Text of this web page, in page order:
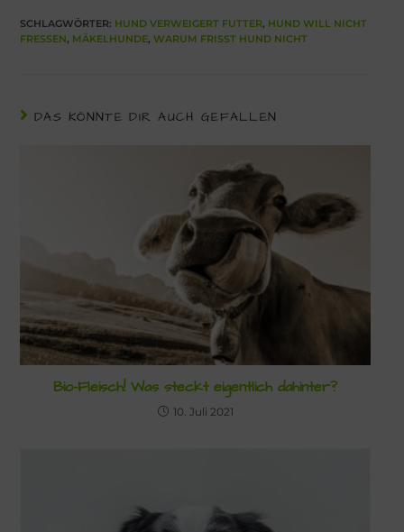
SCHLAGWÖRTER: HUND VERWEIGERT FUTTER, HUND WILL NICHT
FRESSEN, MÄKELHUNDE, WARUM FRISST HUND NICHT
DAS KÖNNTE DIR AUCH GEFALLEN
Bio-Fleisch! Was steckt eigentlich dahinter?
10. Juli 2021